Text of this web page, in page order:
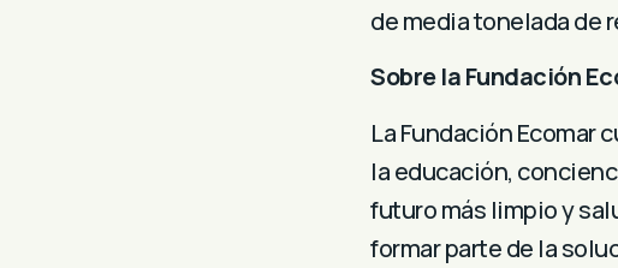
de media tonelada de
Sobre la Fundación
La Fundación Ecomar
la educación,
futuro más limpio y
formar parte de la